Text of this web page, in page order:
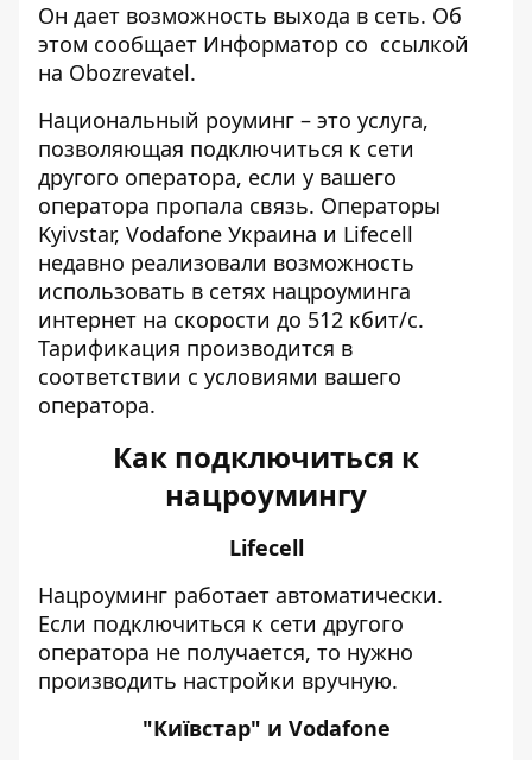
Он дает возможность выхода в сеть. Об
этом сообщает Информатор со ссылкой
на Obozrevatel.
Национальный роуминг – это услуга,
позволяющая подключиться к сети
другого оператора, если у вашего
оператора пропала связь. Операторы
Kyivstar, Vodafone Украина и Lifecell
недавно реализовали возможность
использовать в сетях нацроуминга
интернет на скорости до 512 кбит/с.
Тарификация производится в
соответствии с условиями вашего
оператора.
Как подключиться к
нацроумингу
Lifecell
Нацроуминг работает автоматически.
Если подключиться к сети другого
оператора не получается, то нужно
производить настройки вручную.
"Київстар" и Vodafone